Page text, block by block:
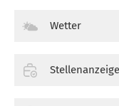
Wetter